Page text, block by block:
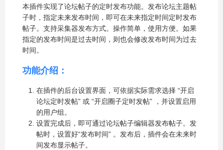
本插件实现了论坛帖子的定时发布功能。发布论坛主题帖
子时，指定未来发布时间，即可在未来指定时间定时发布
帖子。支持采集器发布方式。操作简单，使用方便。如果
指定的发布时间是过去时间，则也会修改发布时间为过去
时间。
功能介绍：
在插件的后台设置界面，可依据实际需求选择 “开启
论坛定时发帖” 或 “开启圈子定时发帖” ，并设置启用
的用户组。
设置完成后，即可通过论坛帖子编辑器发布帖子。发
帖时，设置好“发布时间” 。发布后，插件会在未来时
间发布显示帖子。